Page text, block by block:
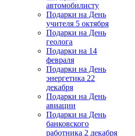
автомобилисту
Подарки на День
учителя 5 октября
Подарки на День
геолога
Подарки на 14
февраля
Подарки на День
энергетика 22
декабря
Подарки на День
авиации
Подарки на День
банковского
работника 2 декабря